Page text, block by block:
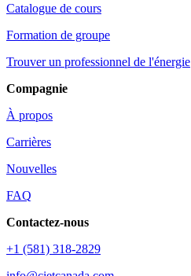
Catalogue de cours
Formation de groupe
Trouver un professionnel de l'énergie
Compagnie
À propos
Carrières
Nouvelles
FAQ
Contactez-nous
+1 (581) 318-2829